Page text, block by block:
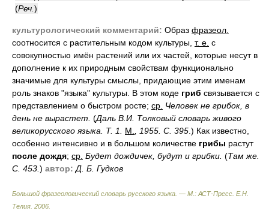
(Реч. )
культурологический комментарий: Образ фразеол.
соотносится с растительным кодом культуры, т. е. с
совокупностью имён растений или их частей, которые несут в
дополнение к их природным свойствам функционально
значимые для культуры смыслы, придающие этим именам
роль знаков "языка" культуры. В этом коде гриб связывается с
представлением о быстром росте; ср. Человек не грибок, в
день не вырастет. (Даль В.И. Толковый словарь живого
великорусского языка. Т. 1.
М. , 1955. С. 395 .) Как известно,
особенно интенсивно и в большом количестве грибы растут
после дождя; ср. Будет дождичек, будут и грибки. (Там же.
С. 453. ) автор: Д. Б. Гудков
Большой фразеологический словарь русского языка. — М.: АСТ-Пресс Е.Н.
Телия 2006